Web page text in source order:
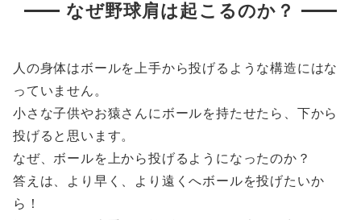
なぜ野球肩は起こるのか？
人の身体はボールを上手から投げるような構造にはな
っていません。
小さな子供やお猿さんにボールを持たせたら、下から
投げると思います。
なぜ、ボールを上から投げるようになったのか？
答えは、より早く、より遠くへボールを投げたいか
ら！